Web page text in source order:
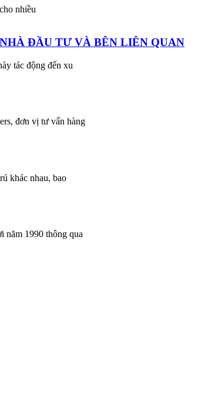
nhiều
ĐẦU TƯ VÀ BÊN LIÊN QUAN
tác động đến xu
đơn vị tư vấn hàng
khác nhau, bao
1990 thông qua